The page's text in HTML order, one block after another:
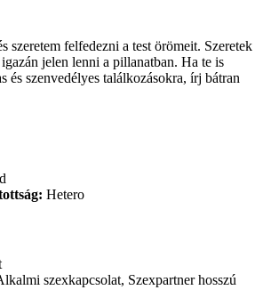
szeretem felfedezni a test örömeit. Szeretek
jelen lenni a pillanatban. Ha te is
és szenvedélyes találkozásokra, írj bátran
Hetero
szexkapcsolat, Szexpartner hosszú